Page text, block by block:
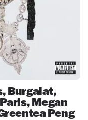
Burgalat,
Megan
Peng